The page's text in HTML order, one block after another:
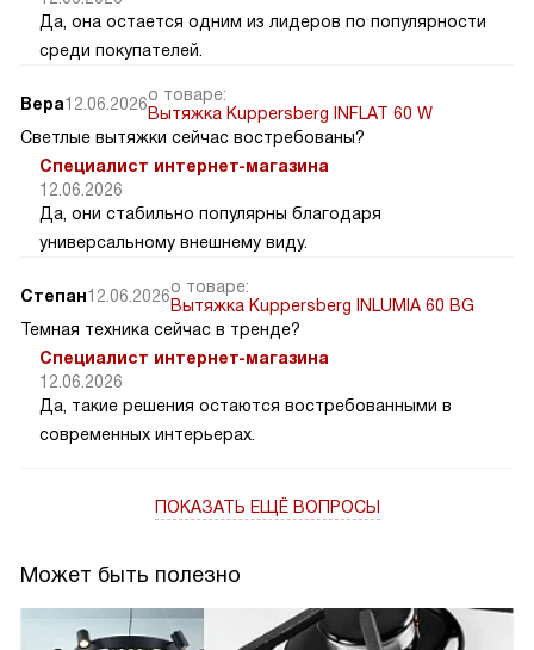
Да, она остается одним из лидеров по популярности
среди покупателей.
Вера12.06.2026о товаре:
Вытяжка Kuppersberg INFLAT 60 W
Светлые вытяжки сейчас востребованы?
Специалист интернет-магазина
12.06.2026
Да, они стабильно популярны благодаря
универсальному внешнему виду.
Степан12.06.2026о товаре:
Вытяжка Kuppersberg INLUMIA 60 BG
Темная техника сейчас в тренде?
Специалист интернет-магазина
12.06.2026
Да, такие решения остаются востребованными в
современных интерьерах.
ПОКАЗАТЬ ЕЩЁ ВОПРОСЫ
Может быть полезно